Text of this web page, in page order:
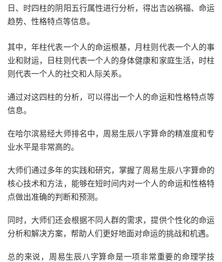
日、时四柱的阴阳五行属性进行分析，得出吉凶祸福、命运
趋势、性格特点等信息。
其中，年柱代表一个人的命运根基，月柱则代表一个人的事
业和财运，日柱则代表一个人的身体健康和家庭生活，时柱
则代表一个人的社交和人际关系。
通过对这四柱的分析，可以得出一个人的命运和性格特点等
信息。
在哈尔滨易经大师排名中，周易生辰八字算命的精准度和专
业水平是非常高的。
大师们通过多年的实践和研究，掌握了周易生辰八字算命的
核心技术和方法，能够在短时间内对一个人的命运和性格特
点做出准确的判断和预测。
同时，大师们还会根据不同人群的需求，提供个性化的命运
分析和解决方案，帮助人们更好地面对命运的挑战和机遇。
总的来说，周易生辰八字算命是一项非常重要的命理学技